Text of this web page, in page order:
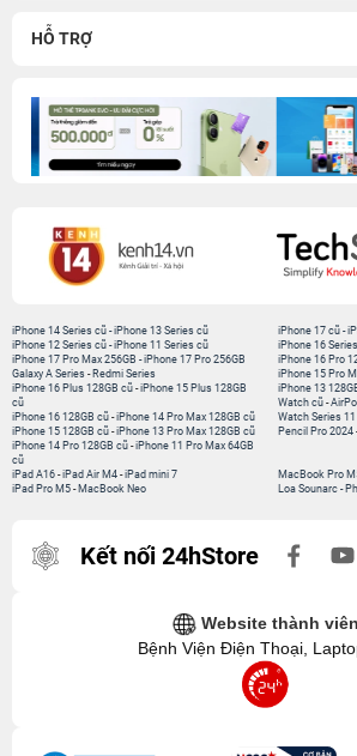
HỖ TRỢ
iPhone 14 Series cũ -iPhone 13 Series cũ
iPhone 12 Series cũ -iPhone 11 Series cũ
iPhone 17 Pro Max 256GB -iPhone 17 Pro 256GB
Galaxy A Series - Redmi Series
iPhone 17 cũ-
iPhone 16
iPhone 16 Pro
iPhone 15 Pro
iPhone 16 Plus 128GB cũ -iPhone 15 Plus 128GB
cũ
iPhone 16 128GB cũ -iPhone 14 Pro Max 128GB cũ
iPhone 15 128GB cũ -iPhone 13 Pro Max 128GB cũ
iPhone 14 Pro 128GB cũ -iPhone 11 Pro Max 64GB
cũ
iPhone 13
Watch cũ-
Watch Series 11
Pencil Pro 2024
iPad A16 -iPad Air M4 -iPad mini 7
iPad Pro M5 - MacBook Neo
MacBook Pro
Loa Sounarc-
Kết nối 24hStore
Website thành
Bệnh Viện Điện Thoại,